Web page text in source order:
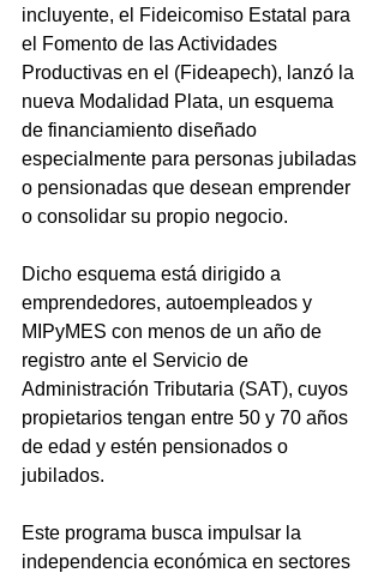
incluyente, el Fideicomiso Estatal para
el Fomento de las Actividades
Productivas en el (Fideapech), lanzó la
nueva Modalidad Plata, un esquema
de financiamiento diseñado
especialmente para personas jubiladas
o pensionadas que desean emprender
o consolidar su propio negocio.
Dicho esquema está dirigido a
emprendedores, autoempleados y
MIPyMES con menos de un año de
registro ante el Servicio de
Administración Tributaria (SAT), cuyos
propietarios tengan entre 50 y 70 años
de edad y estén pensionados o
jubilados.
Este programa busca impulsar la
independencia económica en sectores